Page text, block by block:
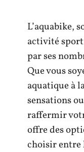
L’aquabike,
activité
par ses
Que vous
aquatique à
sensations
raffermir
offre des
choisir entre